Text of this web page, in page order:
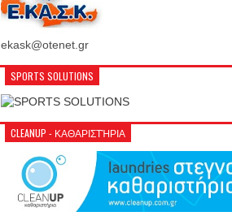
ekask@otenet.gr
SPORTS SOLUTIONS
CLEANUP - ΚΑΘΑΡΙΣΤΉΡΙΑ